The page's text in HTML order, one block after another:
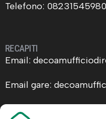
Telefono: 08231545980
RECAPITI
Email:
Email gare: